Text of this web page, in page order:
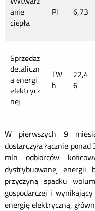
anie
ciepła
PJ 6,73
Sprzedaż
detaliczn
a energii
elektrycz
nej
TW
h
22,4
6
W pierwszych 9
dostarczyła łącznie
mln odbiorców
dystrybuowanej energii
przyczyną spadku
gospodarczej i
energię elektryczną,